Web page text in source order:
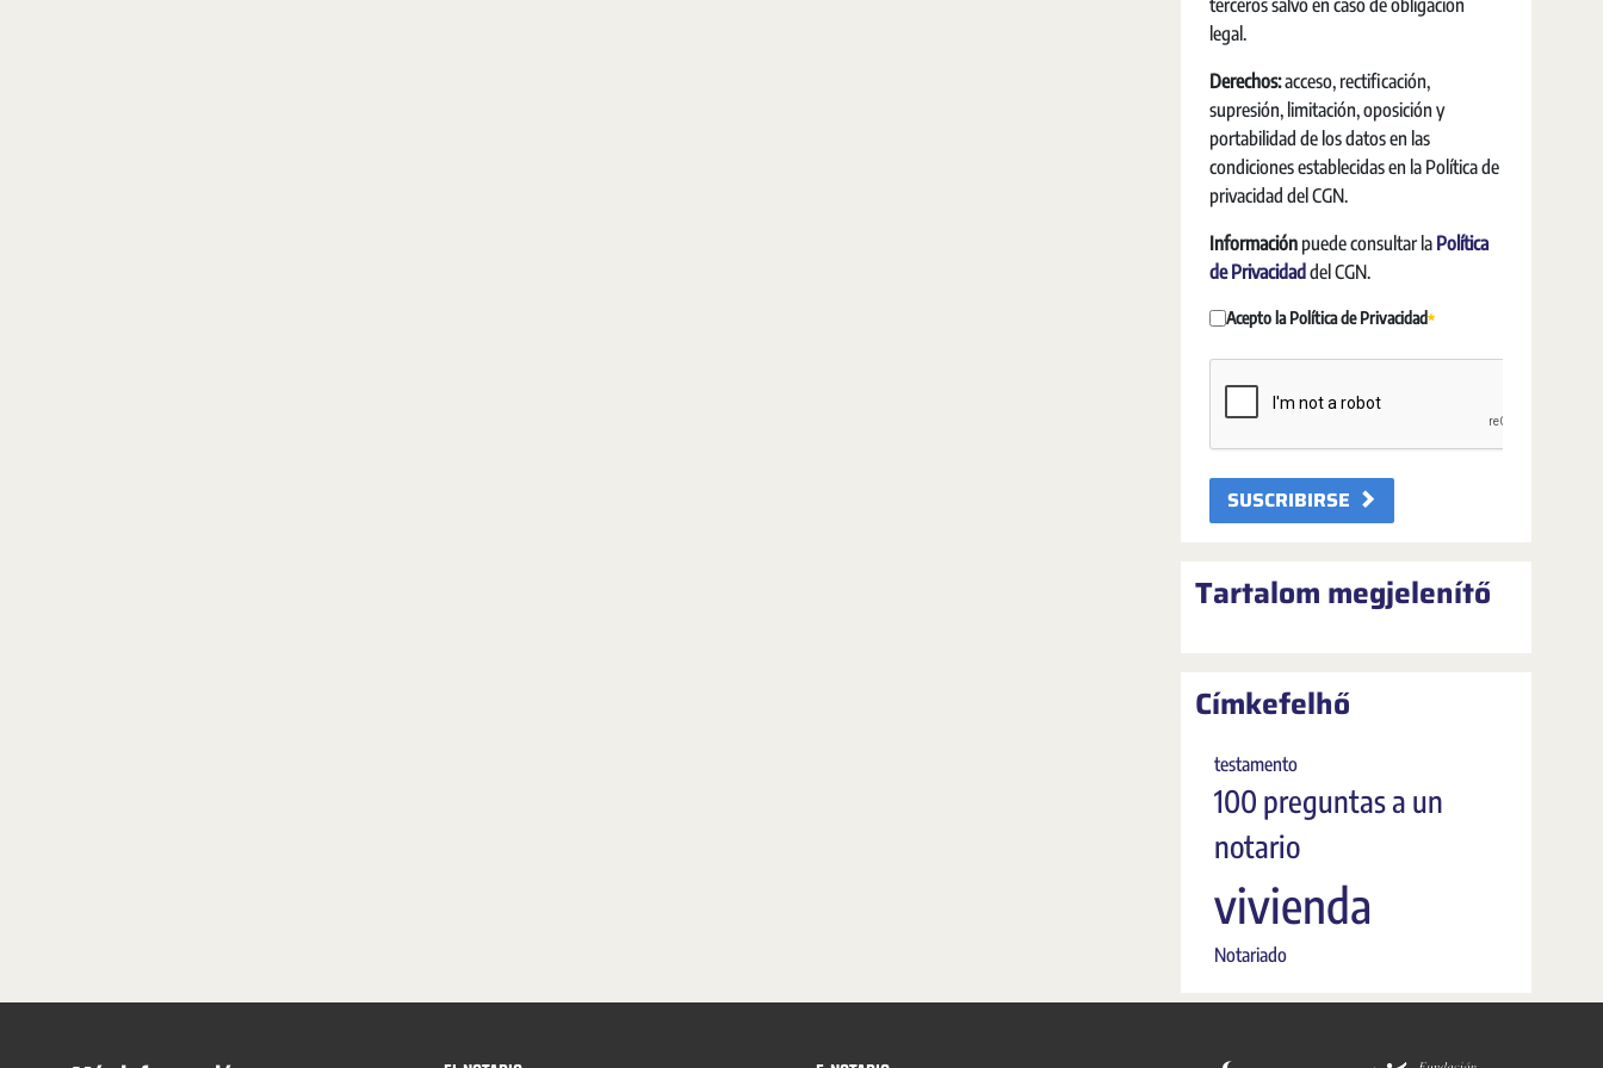
terceros salvo en caso de obligación
legal.
Derechos:acceso, rectificación,
supresión, limitación, oposición y
portabilidad de los datos en las
condiciones establecidas en la Política de
privacidad del CGN.
Información puede consultar la Política
de Privacidad del CGN.
Acepto la Política de Privacidad
Szükséges
SUSCRIBIRSE
Tartalom megjelenítő
Címkefelhő
testamento
100 preguntas a un
notario
vivienda
Notariado